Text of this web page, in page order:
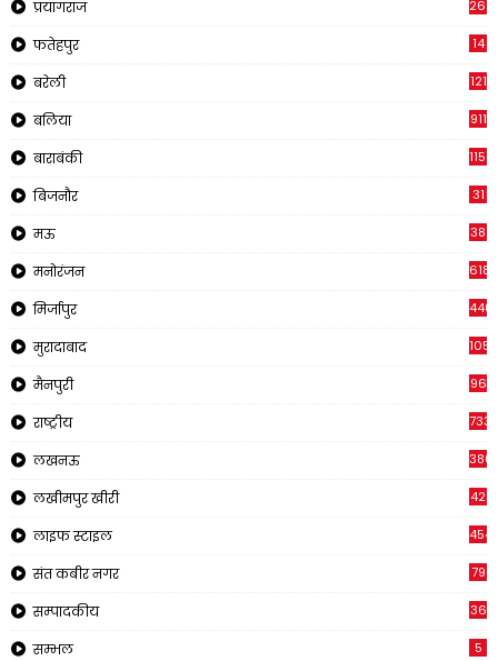
प्रयागराज 269
फतेहपुर 14
बरेली 121
बलिया 911
बाराबंकी 1150
बिजनौर 31
मऊ 38
मनोरंजन 618
मिर्जापुर 440
मुरादाबाद 1056
मैनपुरी 96
राष्ट्रीय 7332
लखनऊ
लखीमपुर खीरी 42
लाइफ स्टाइल 454
संत कबीर नगर 79
सम्पादकीय 36
सम्भल 5